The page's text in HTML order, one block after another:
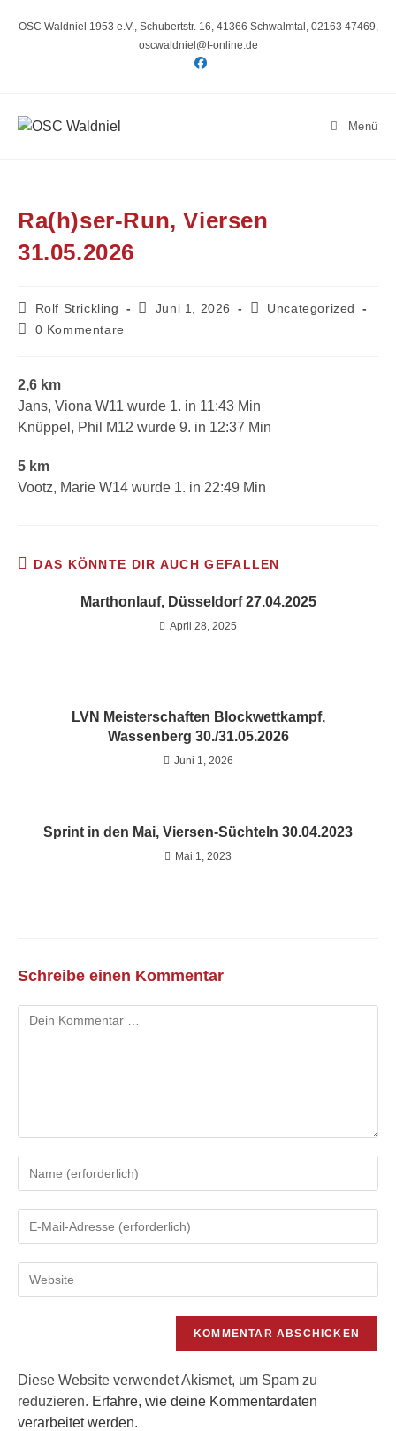
InhaltOSC Waldniel 1953 e.V., Schubertstr. 16, 41366 Schwalmtal, 02163 47469,
oscwaldniel@t-online.de
Menü
Ra(h)ser-Run, Viersen
31.05.2026
Beitrags-
Autor:
Rolf Strickling
Beitrag
Juni 1, 2026
Beitrags-
Uncategorized
Beitrags-
0 Kommentare
2,6 km
Jans, Viona W11 wurde 1. in 11:43 Min
Knüppel, Phil M12 wurde 9. in 12:37 Min
5 km
Vootz, Marie W14 wurde 1. in 22:49 Min
DAS KÖNNTE DIR AUCH GEFALLEN
Marthonlauf, Düsseldorf 27.04.2025
April 28, 2025
LVN Meisterschaften Blockwettkampf,
Wassenberg 30./31.05.2026
Juni 1, 2026
Sprint in den Mai, Viersen-Süchteln 30.04.2023
Mai 1, 2023
Schreibe einen Kommentar
Kommentar
deinen
oder
Kommentieren
ein
deine
Mail-
deine
Diese Website verwendet Akismet, um Spam zu
reduzieren. Erfahre, wie deine Kommentardaten
verarbeitet werden.